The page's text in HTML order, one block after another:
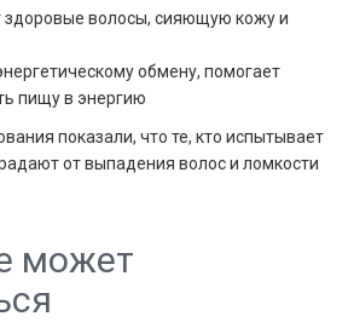
волосы, сияющую кожу и
обмену, помогает
пищу в энергию
показали, что те, кто испытывает
от выпадения волос и ломкости
может